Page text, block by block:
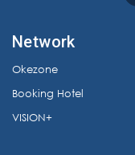
Network
Okezone
Booking Hotel
VISION+